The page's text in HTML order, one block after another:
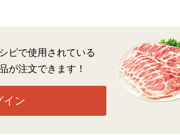
ピで使用されている
が注文できます！
イン